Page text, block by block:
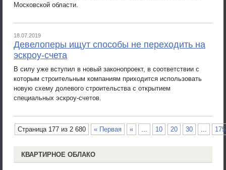
Московской области.
18.07.2019
Девелоперы ищут способы не переходить на
эскроу-счета
В силу уже вступил в новый законопроект, в соответствии с
которым строительным компаниям приходится использовать
новую схему долевого строительства с открытием
специальных эскроу-счетов.
Страница 177 из 2 680 « Первая « ... 10 20 30 ... 175
КВАРТИРНОЕ ОБЛАКО